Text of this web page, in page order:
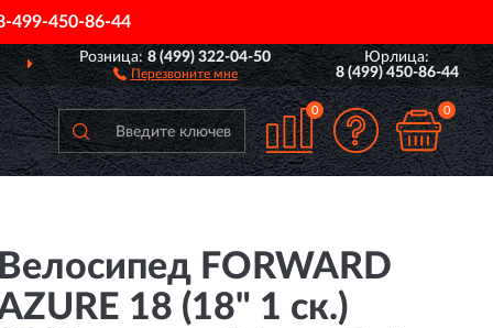
499-450-86-44
ПОЛНЫЙ
Розница:8 (499) 322-04-50
Перезвоните мне
Юрлица:
8 (499) 450-86-44
0 0
FORWARD
18 (18" 1 ск.)